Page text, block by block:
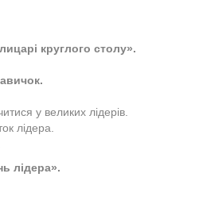
круглого столу».
у великих лідерів.
лідера.
лідера».